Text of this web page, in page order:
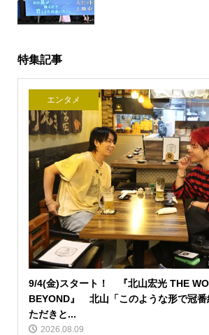
特集記事
エンタメ
9/4(金)スタート！ 『北山宏光 THE
BEYOND』 北山「このような形で冠番
ただきと...
2026.08.09